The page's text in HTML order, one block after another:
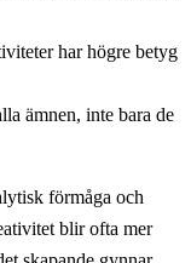
har högre betyg
ämnen, inte bara de
förmåga och
blir ofta mer